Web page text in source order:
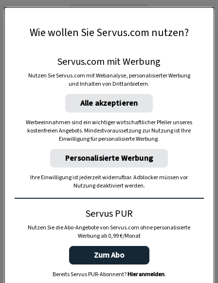
Anzeige
Wie wollen Sie Servus.com nutzen?
Servus.com mit Werbung
Nutzen Sie Servus.com mit Webanalyse, personalisierter Werbung
und Inhalten von Drittanbietern.
Alle akzeptieren
Werbeeinnahmen sind ein wichtiger wirtschaftlicher Pfeiler unseres
kostenfreien Angebots. Mindestvoraussetzung zur Nutzung ist Ihre
Einwilligung für personalisierte Werbung.
Personalisierte Werbung
Ihre Einwilligung ist jederzeit widerrufbar. Adblocker müssen vor
Nutzung deaktiviert werden.
Servus PUR
Nutzen Sie die Abo-Angebote von Servus.com ohne personalisierte
Werbung ab 0,99 €/Monat
Zum Abo
Bereits Servus PUR-Abonnent?Hier anmelden.